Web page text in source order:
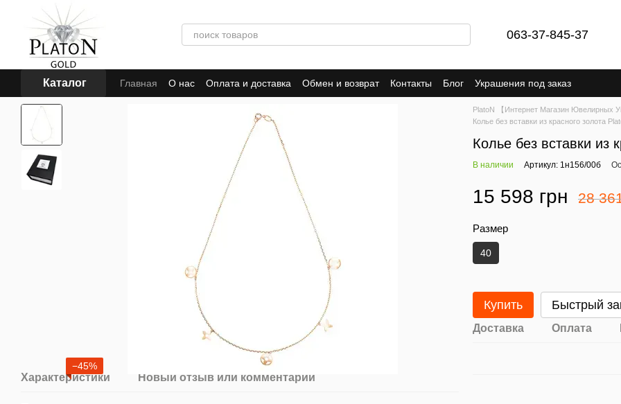
Перейти к основному контенту
063-37-845-37
Каталог Главная О нас Оплата и доставка Обмен и возврат Контакты Блог Украшения под заказ
−45%
Характеристики Новый отзыв или комментарий
PlatoN 【Интернет Магазин Ювелирных
Колье без вставки из красного золота
Колье без вставки из
В наличии Артикул: 1н156/00б
15 598 грн 28
Размер
40
Купить Быстрый
Доставка Оплата